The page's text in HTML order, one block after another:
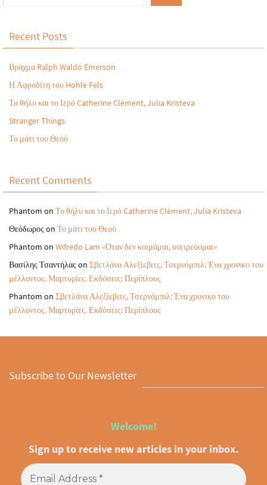
Recent Posts
Βράχμα Ralph Waldo Emerson
Η Αφροδίτη του Hohle Fels
Το θήλυ και το Ιερό Catherine Clèment, Julia Kristeva
Stranger Things
Το μάτι του Θεού
Recent Comments
Phantom on Το θήλυ και το Ιερό Catherine Clèment, Julia Kristeva
Θεόδωρος on Το μάτι του Θεού
Phantom on Wifredo Lam «Όταν δεν κοιμάμαι, ονειρεύομαι»
Βασίλης Τσαντήλας on Σβετλάνα Αλεξίεβιτς, Τσερνόμπιλ: Ένα χρονικο του
μέλλοντος. Μαρτυρίες. Εκδόσεις: Περίπλους
Phantom on Σβετλάνα Αλεξίεβιτς, Τσερνόμπιλ: Ένα χρονικο του
μέλλοντος. Μαρτυρίες. Εκδόσεις: Περίπλους
Subscribe to Our Newsletter
Welcome!
Sign up to receive new articles in your inbox.